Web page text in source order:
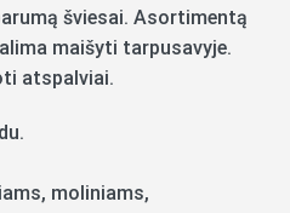
šviesai. Asortimentą
maišyti tarpusavyje.
atspalviai.
moliniams,